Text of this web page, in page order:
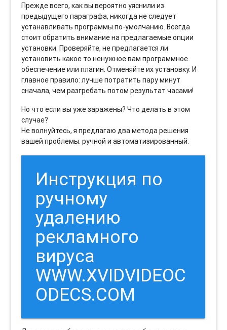
Прежде всего, как вы вероятно уяснили из
предыдущего параграфа, никогда не следует
устанавливать программы по-умолчанию. Всегда
стоит обратить внимание на предлагаемые опции
установки. Проверяйте, не предлагается ли
установить какое то ненужное вам программное
обеспечение или плагин. Отменяйте их установку. И
главное правило: лучше потратить пару минут
сначала, чем разгребать потом результат часами!
Но что если вы уже заражены? Что делать в этом
случае?
Не волнуйтесь, я предлагаю два метода решения
вашей проблемы: ручной и автоматизированный.
Инструкция по
ручному
удалению
рекламного
вируса
WWW.XVIDVIDEOC
ODECS.COM